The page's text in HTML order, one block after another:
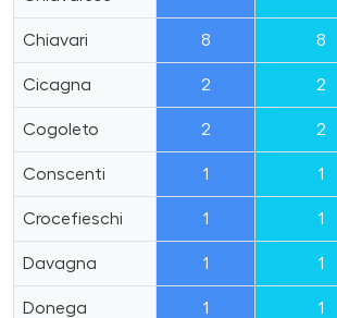
Chiavari 8 8
Cicagna 2 2
Cogoleto 2 2
Conscenti 1 1
Crocefieschi 1 1
Davagna 1 1
Donega 1 1